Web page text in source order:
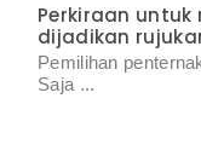
Perkiraan
dijadikan
Pemilihan
Saja ...